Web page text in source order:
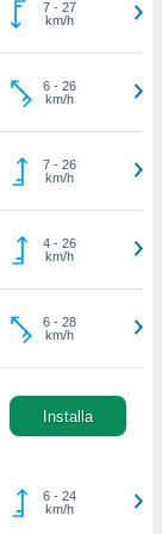
7- 27
km/h
6- 26
km/h
7- 26
km/h
4- 26
km/h
6- 28
km/h
Installa
6- 24
km/h